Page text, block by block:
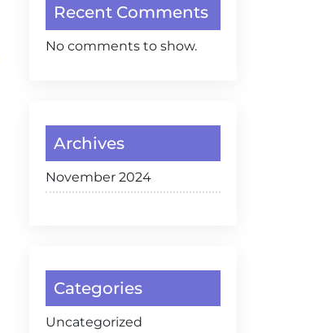
Recent Comments
No comments to show.
Archives
November 2024
Categories
Uncategorized